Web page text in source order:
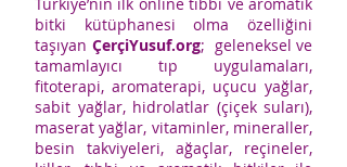
bitki kütüphanesi olma özelliğini
taşıyan ÇerçiYusuf.org; geleneksel ve
tamamlayıcı tıp uygulamaları,
fitoterapi, aromaterapi, uçucu yağlar,
sabit yağlar, hidrolatlar (çiçek suları),
maserat yağlar, vitaminler, mineraller,
besin takviyeleri, ağaçlar, reçineler,